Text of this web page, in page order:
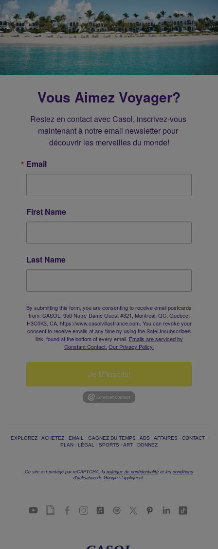
Vous Aimez Voyager?
Restez en contact avec Casol, inscrivez-vous
maintenant à notre email newsletter pour
découvrir les merveilles du monde!
Email
First Name
Last Name
By submitting this form, you are consenting to receive email postcards
from: CASOL, 950 Notre-Dame Ouest #321, Montreal, QC, Quebec,
H3C0K3, CA, https://www.casolvillasfrance.com. You can revoke your
consent to receive emails at any time by using the SafeUnsubscribe®
link, found at the bottom of every email. Emails are serviced by
Constant Contact. Our Privacy Policy.
Je M'Inscris!
EXPLOREZ· ACHETEZ· EMAIL · GAGNEZ DU TEMPS · ADS · AFFAIRES · CONTACT·
PLAN · LÉGAL · SPORTS · ART · DONNEZ
Ce site est protégé par reCAPTCHA, la politique de confidentialité et les conditions
d'utilisation de Google s'appliquent.